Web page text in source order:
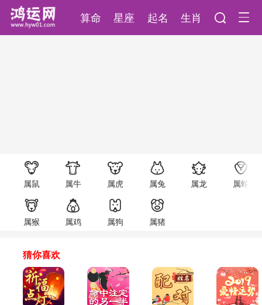
算命 星座 起名 生肖
属鼠 属牛 属虎 属兔 属龙 属蛇
属猴 属鸡 属狗 属猪
猜你喜欢